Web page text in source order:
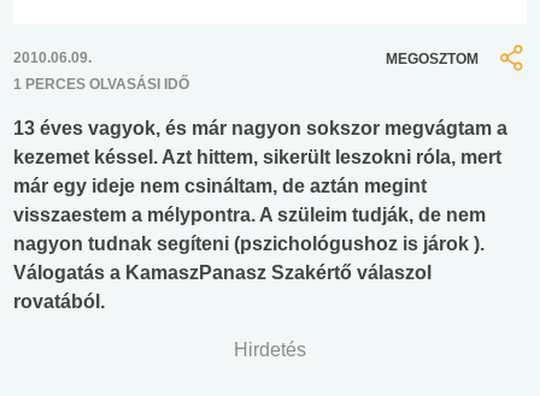
2010.06.09.
1 PERCES OLVASÁSI IDŐ
MEGOSZTOM
13 éves vagyok, és már nagyon sokszor megvágtam a
kezemet késsel. Azt hittem, sikerült leszokni róla, mert
már egy ideje nem csináltam, de aztán megint
visszaestem a mélypontra. A szüleim tudják, de nem
nagyon tudnak segíteni (pszichológushoz is járok ).
Válogatás a KamaszPanasz Szakértő válaszol
rovatából.
Hirdetés